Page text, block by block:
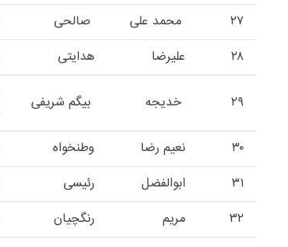
۲۷ محمد علی صالحی
۲۸
علیرضا هدایتی
۲۹ خدیجه بیگم شریفی
۳۰ نعیم رضا وطنخواه
۳۱
ابوالفضل رئیسی
۳۲
مریم رنگچیان